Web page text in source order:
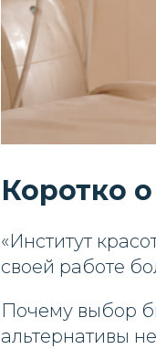
Коротко
«Институт
своей работе
Почему выбор
альтернативы